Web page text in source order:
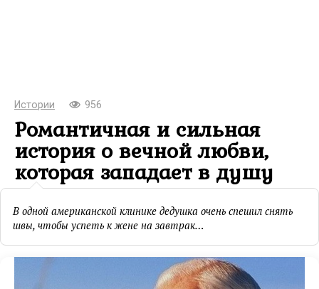
Истории 956
Романтичная и сильная
история о вечной любви,
которая западает в душу
В одной американской клинике дедушка очень спешил снять
швы, чтобы успеть к жене на завтрак…